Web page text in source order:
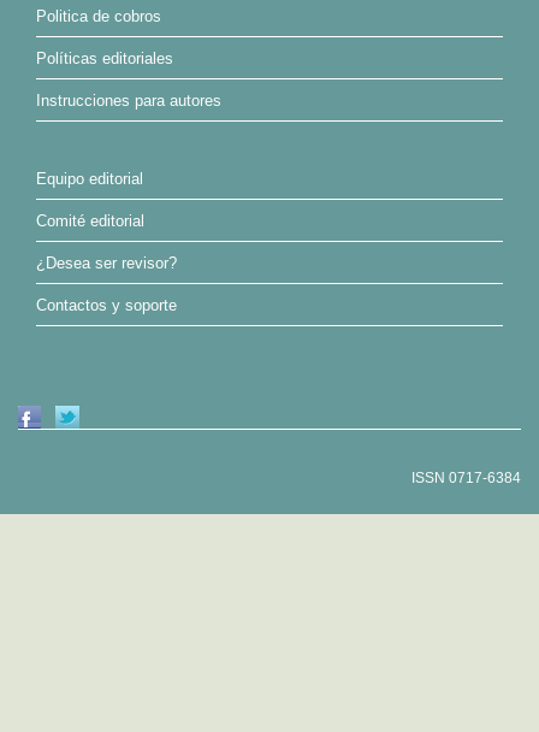
Politica de cobros
Políticas editoriales
Instrucciones para autores
Equipo editorial
Comité editorial
¿Desea ser revisor?
Contactos y soporte
ISSN 0717-6384